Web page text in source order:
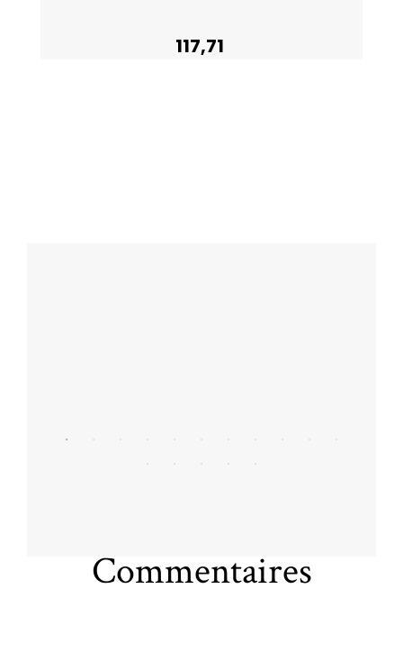
117,71
Commentaires